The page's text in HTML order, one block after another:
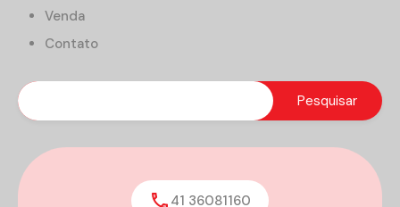
Venda
Contato
41 36081160